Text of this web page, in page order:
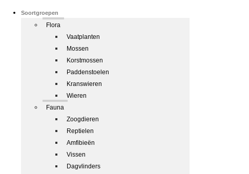
Soortgroepen
Flora
Vaatplanten
Mossen
Korstmossen
Paddenstoelen
Kranswieren
Wieren
Fauna
Zoogdieren
Reptielen
Amfibieën
Vissen
Dagvlinders